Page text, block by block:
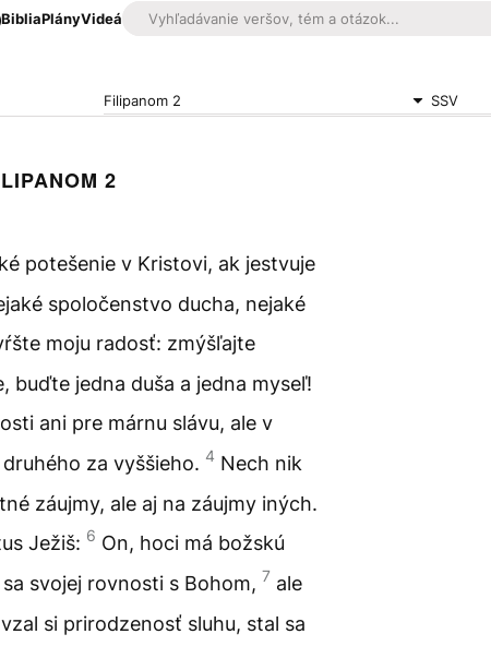
BibliaPlányVideá
Filipanom 2 SSV
2
potešenie v Kristovi, ak jestvuje
spoločenstvo ducha, nejaké
moju radosť: zmýšľajte
buďte jedna duša a jedna myseľ!
ani pre márnu slávu, ale v
za vyššieho. 4 Nech nik
záujmy, ale aj na záujmy iných.
Ježiš: 6 On, hoci má božskú
svojej rovnosti s Bohom, 7 ale
si prirodzenosť sluhu, stal sa